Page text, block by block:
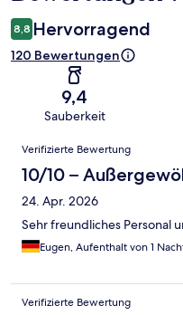
8,8 Hervorragend
120 Bewertungen
9,4
Sauberkeit
Bewertungen
Verifizierte Bewertung
10/10 –
24. Apr. 2026
Sehr freundliches Personal
Eugen, Aufenthalt von 1
Verifizierte Bewertung